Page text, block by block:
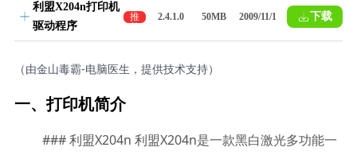
利盟X204n打印机
驱动程序
推
荐
2.4.1.0 50MB 2009/11/1 下载
（由金山毒霸-电脑医生，提供技术支持）
一、打印机简介
### 利盟X204n 利盟X204n是一款黑白激光多功能一